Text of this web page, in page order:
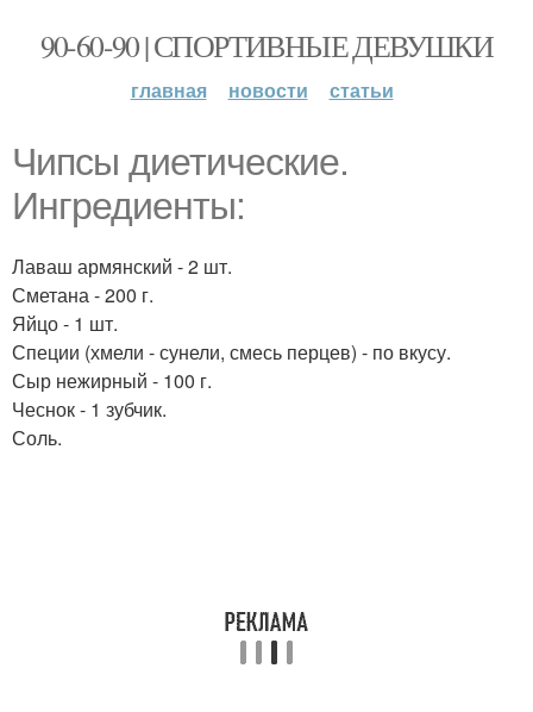
90-60-90 | СПОРТИВНЫЕ ДЕВУШКИ
главная новости статьи
Чипсы диетические.
Ингредиенты:
Лаваш армянский - 2 шт.
Сметана - 200 г.
Яйцо - 1 шт.
Специи (хмели - сунели, смесь перцев) - по вкусу.
Сыр нежирный - 100 г.
Чеснок - 1 зубчик.
Соль.